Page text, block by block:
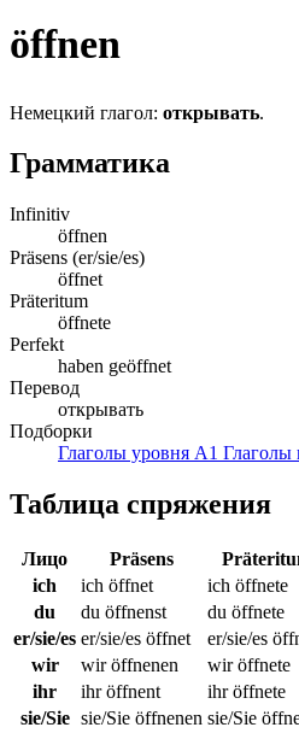
öffnen
Немецкий глагол: открывать.
Грамматика
Infinitiv
öffnen
Präsens (er/sie/es)
öffnet
Präteritum
öffnete
Perfekt
haben geöffnet
Перевод
открывать
Подборки
Глаголы уровня A1 Глаголы
Таблица спряжения
Лицо Präsens
ich
ich öffnet
ich öffnete
du
du öffnenst
du öffnete
er/sie/es er/sie/es öffnet
er/sie/es
wir
wir öffnenen
wir öffnete
ihr
ihr öffnent
ihr öffnete
sie/Sie sie/Sie öffnenen sie/Sie